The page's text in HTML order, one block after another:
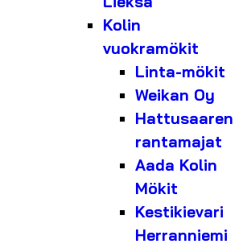
Kolin
vuokramökit
Linta-mökit
Weikan Oy
Hattusaaren
rantamajat
Aada Kolin
Mökit
Kestikievari
Herranniemi